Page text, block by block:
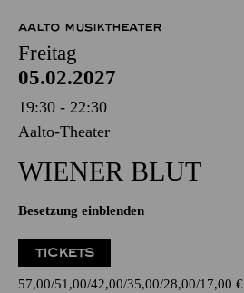
AALTO MUSIKTHEATER
Freitag
05.02.2027
19:30 - 22:30
Aalto-Theater
WIENER BLUT
Besetzung einblenden
TICKETS
57,00 51,00 42,00 35,00 28,00 17,00 €